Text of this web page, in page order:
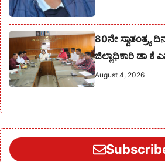
80ನೇ ಸ್ವಾತಂತ್ರ್ಯ
ಜಿಲ್ಲಾಧಿಕಾರಿ ಡಾ ಕೆ
August 4, 2026